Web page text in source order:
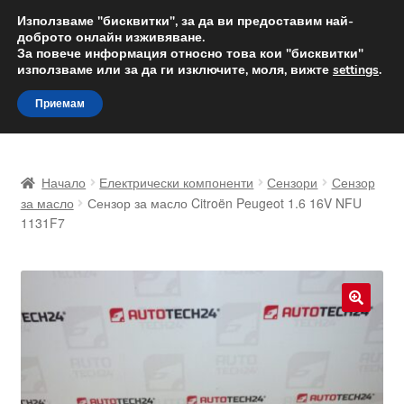
ДОСТАВКА от 12 лв.
Доставка по целия свят
Skip
to
navigation
Skip
to
content
Доставка по целия свят
Начало Електрически компоненти Сензори
Сензор
за масло
Сензор за масло Citroën Peugeot 1.6 16V NFU
1131F7
🔍
Използваме "бисквитки", за да ви предоставим най-
доброто онлайн изживяване.
За повече информация относно това кои "бисквитки"
използваме или за да ги изключите, моля, вижте settings.
Приемам